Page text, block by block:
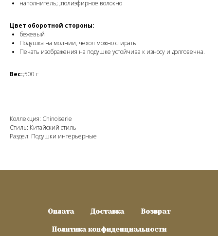
наполнитель; ;полиэфирное волокно
Цвет оборотной стороны:
бежевый
Подушка на молнии, чехол можно стирать.
Печать изображения на подушке устойчива к износу и долговечна.
Вес:;500 г
Коллекция: Chinoiserie
Стиль: Китайский стиль
Раздел: Подушки интерьерные
Оплата Доставка Возврат
Политика конфиденциальности